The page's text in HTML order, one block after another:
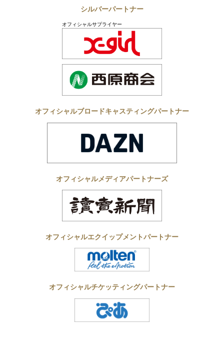
シルバーパートナー
オフィシャルサプライヤー
オフィシャルブロードキャスティングパートナー
オフィシャルメディアパートナーズ
オフィシャルエクイップメントパートナー
オフィシャルチケッティングパートナー